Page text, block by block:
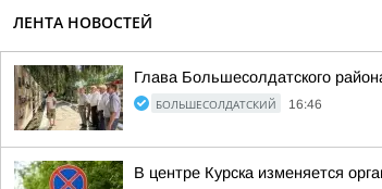
ЛЕНТА НОВОСТЕЙ
Глава Большесолдатского
БОЛЬШЕСОЛДАТСКИЙ 16:46
В центре Курска изменяется